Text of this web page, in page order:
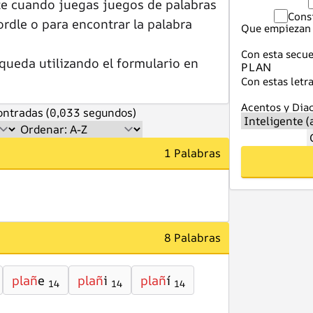
cuando juegas juegos de palabras
o para encontrar la palabra
utilizando el formulario en
(0,033 segundos)
1 Palabras
8 Palabras
plañe 14 plañi 14 plañí 14
Que
Con esta
Con estas
Acentos y